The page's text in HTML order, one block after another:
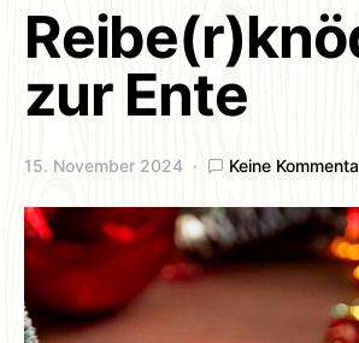
zur Ente
15. November 2024 Keine